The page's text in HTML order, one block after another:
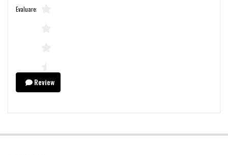
Evaluare:
Review